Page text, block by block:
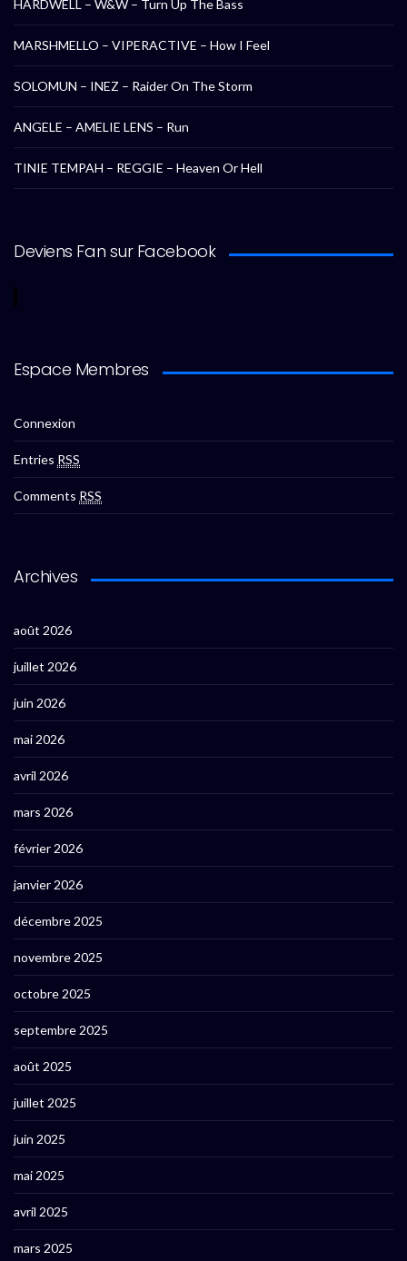
HARDWELL – W&W – Turn Up The Bass
MARSHMELLO – VIPERACTIVE – How I Feel
SOLOMUN – INEZ – Raider On The Storm
ANGELE – AMELIE LENS – Run
TINIE TEMPAH – REGGIE – Heaven Or Hell
Deviens Fan sur Facebook
Espace Membres
Connexion
Entries RSS
Comments RSS
Archives
août 2026
juillet 2026
juin 2026
mai 2026
avril 2026
mars 2026
février 2026
janvier 2026
décembre 2025
novembre 2025
octobre 2025
septembre 2025
août 2025
juillet 2025
juin 2025
mai 2025
avril 2025
mars 2025